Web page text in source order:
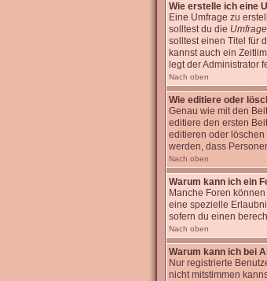
Wie erstelle ich eine
Eine Umfrage zu
solltest du die
solltest einen Titel für
kannst auch ein
legt der Administrator
Nach oben
Wie editiere oder
Genau wie mit den
editiere den ersten
editieren oder
werden, dass
Nach oben
Warum kann ich ein
Manche Foren
eine spezielle
sofern du einen
Nach oben
Warum kann ich bei
Nur registrierte
nicht mitstimmen